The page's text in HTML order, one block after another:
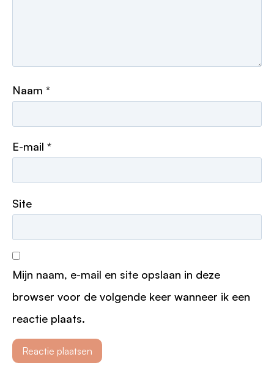
Naam *
E-mail *
Site
Mijn naam, e-mail en site opslaan in deze
browser voor de volgende keer wanneer ik een
reactie plaats.